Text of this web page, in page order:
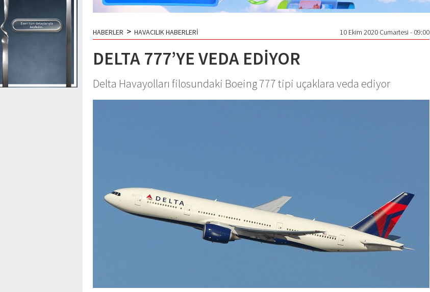
HABERLER > HAVACILIK HABERLERİ 10 Ekim 2020 Cumartesi - 09:00
DELTA 777’YE VEDA EDİYOR
Delta Havayolları filosundaki Boeing 777 tipi uçaklara veda ediyor